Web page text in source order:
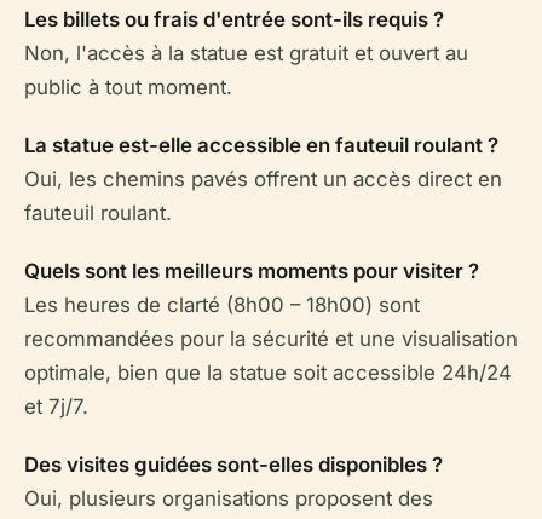
Les billets ou frais d'entrée sont-ils requis ?
Non, l'accès à la statue est gratuit et ouvert au
public à tout moment.
La statue est-elle accessible en fauteuil roulant ?
Oui, les chemins pavés offrent un accès direct en
fauteuil roulant.
Quels sont les meilleurs moments pour visiter ?
Les heures de clarté (8h00 – 18h00) sont
recommandées pour la sécurité et une visualisation
optimale, bien que la statue soit accessible 24h/24
et 7j/7.
Des visites guidées sont-elles disponibles ?
Oui, plusieurs organisations proposent des